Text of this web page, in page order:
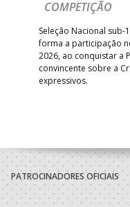
COMPETIÇÃO
Seleção Nacional
forma a participação
2026, ao conquistar a
convincente sobre a
expressivos.
PATROCINADORES OFICIAIS